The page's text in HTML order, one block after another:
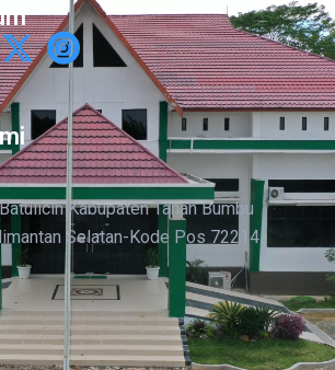
Kabupaten Tanah Bumbu
Selatan-Kode Pos 72214